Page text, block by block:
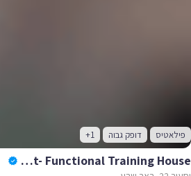
פילאטיס דופק גבוה +1
Target- Functional Training House